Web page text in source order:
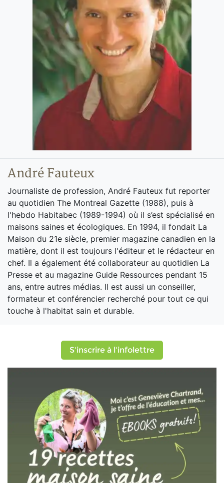
André Fauteux
Journaliste de profession, André Fauteux fut reporter
au quotidien The Montreal Gazette (1988), puis à
l'hebdo Habitabec (1989-1994) où il s’est spécialisé en
maisons saines et écologiques. En 1994, il fondait La
Maison du 21e siècle, premier magazine canadien en la
matière, dont il est toujours l'éditeur et le rédacteur en
chef. Il a également été collaborateur au quotidien La
Presse et au magazine Guide Ressources pendant 15
ans, entre autres médias. Il est aussi un conseiller,
formateur et conférencier recherché pour tout ce qui
touche à l'habitat sain et durable.
S'inscrire à l'infolettre